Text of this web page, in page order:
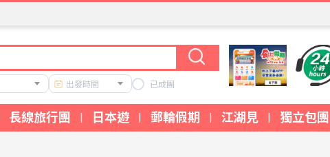
出發時間 已成團
長線旅行團 | 日本遊 | 郵輪假期 | 江湖見 | 獨立包團